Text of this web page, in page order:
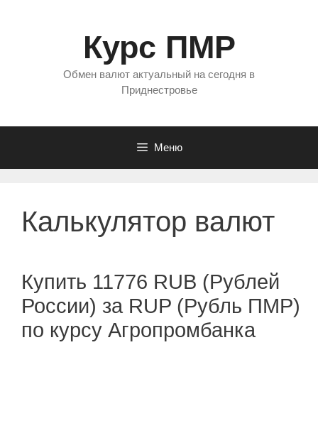
Курс ПМР
Обмен валют актуальный на сегодня в
Приднестровье
Меню
Калькулятор валют
Купить 11776 RUB (Рублей
России) за RUP (Рубль ПМР)
по курсу Агропромбанка